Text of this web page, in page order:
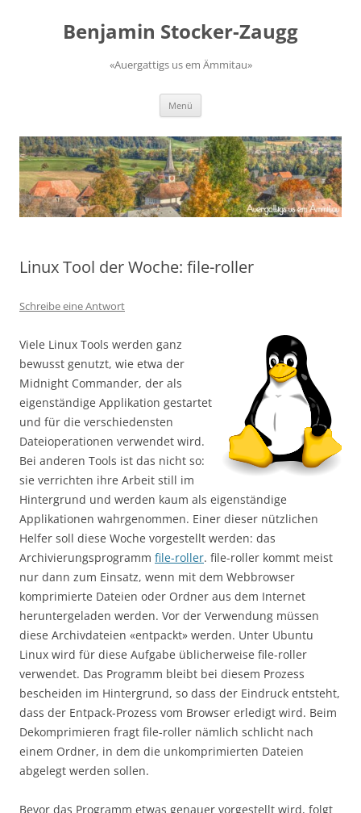
springenBenjamin Stocker-Zaugg
«Auergattigs us em Ämmitau»
Menü
Linux Tool der Woche: file-roller
Schreibe eine Antwort
Viele Linux Tools werden ganz
bewusst genutzt, wie etwa der
Midnight Commander, der als
eigenständige Applikation gestartet
und für die verschiedensten
Dateioperationen verwendet wird.
Bei anderen Tools ist das nicht so:
sie verrichten ihre Arbeit still im
Hintergrund und werden kaum als eigenständige
Applikationen wahrgenommen. Einer dieser nützlichen
Helfer soll diese Woche vorgestellt werden: das
Archivierungsprogramm file-roller. file-roller kommt meist
nur dann zum Einsatz, wenn mit dem Webbrowser
komprimierte Dateien oder Ordner aus dem Internet
heruntergeladen werden. Vor der Verwendung müssen
diese Archivdateien «entpackt» werden. Unter Ubuntu
Linux wird für diese Aufgabe üblicherweise file-roller
verwendet. Das Programm bleibt bei diesem Prozess
bescheiden im Hintergrund, so dass der Eindruck entsteht,
dass der Entpack-Prozess vom Browser erledigt wird. Beim
Dekomprimieren fragt file-roller nämlich schlicht nach
einem Ordner, in dem die unkomprimierten Dateien
abgelegt werden sollen.
Bevor das Programm etwas genauer vorgestellt wird, folgt